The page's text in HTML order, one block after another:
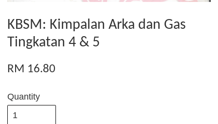
KBSM: Kimpalan Arka dan Gas
Tingkatan 4 & 5
RM 16.80
Quantity